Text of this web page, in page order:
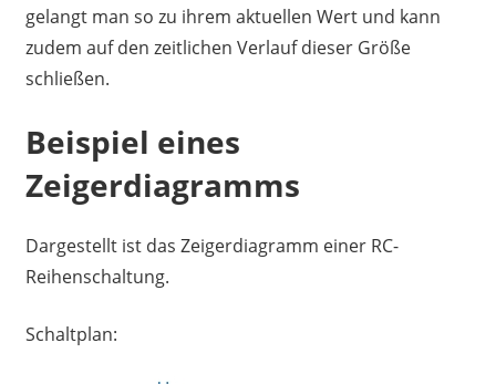
gelangt man so zu ihrem aktuellen Wert und kann
zudem auf den zeitlichen Verlauf dieser Größe
schließen.
Beispiel eines
Zeigerdiagramms
Dargestellt ist das Zeigerdiagramm einer RC-
Reihenschaltung.
Schaltplan: